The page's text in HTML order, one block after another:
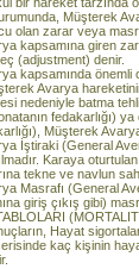
Müşterek
olan zarar veya
kapsamına giren
(adjustment) denir.
kapsamında önemli
Avarya
nedeniyle batma
fedakarlığı)
Müşterek
İştiraki (General
Karaya
tekne ve navlun
Masrafı (General
giriş çıkış gibi)
Hayat
kaç kişinin